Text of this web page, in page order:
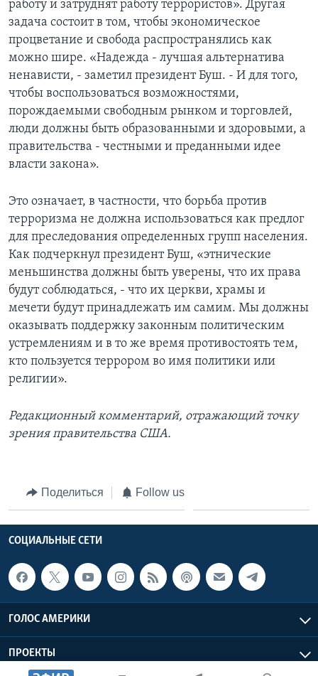
работу и затруднят работу террористов». Другая
задача состоит в том, чтобы экономическое
процветание и свобода распространялись как
можно шире. «Надежда - лучшая альтернатива
ненависти, - заметил президент Буш. - И для того,
чтобы воспользоваться возможностями,
порождаемыми свободным рынком и торговлей,
люди должны быть образованными и здоровыми, а
правительства - честными и преданными идее
власти закона».
Это означает, в частности, что борьба против
терроризма не должна использоваться как предлог
для преследования определенных групп населения.
Как подчеркнул президент Буш, «этнические
меньшинства должны быть уверены, что их права
будут соблюдаться, - что их церкви, храмы и
мечети будут принадлежать им самим. Мы должны
оказывать поддержку законным политическим
устремлениям и в то же время противостоять тем,
кто пользуется террором во имя политики или
религии».
Редакционный комментарий, отражающий точку
зрения правительства США.
Поделиться Follow us
СОЦИАЛЬНЫЕ СЕТИ
ГОЛОС АМЕРИКИ
ПРОЕКТЫ